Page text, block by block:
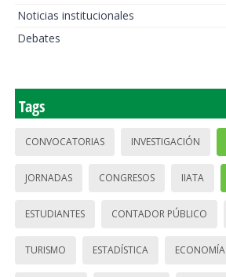
Noticias institucionales
Debates
Tags
CONVOCATORIAS INVESTIGACIÓN
JORNADAS CONGRESOS IIATA
ESTUDIANTES CONTADOR PÚBLICO
TURISMO ESTADÍSTICA ECONOMÍA